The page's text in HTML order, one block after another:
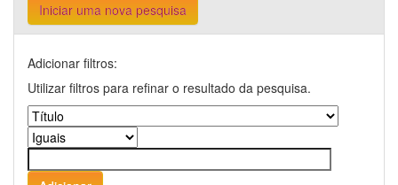
Iniciar uma nova pesquisa
Adicionar filtros:
Utilizar filtros para refinar o resultado da pesquisa.